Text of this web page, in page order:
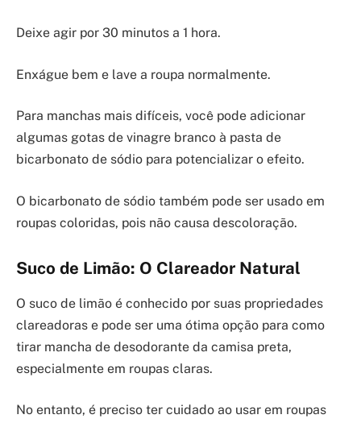
Deixe agir por 30 minutos a 1 hora.
Enxágue bem e lave a roupa normalmente.
Para manchas mais difíceis, você pode adicionar
algumas gotas de vinagre branco à pasta de
bicarbonato de sódio para potencializar o efeito.
O bicarbonato de sódio também pode ser usado em
roupas coloridas, pois não causa descoloração.
Suco de Limão: O Clareador Natural
O suco de limão é conhecido por suas propriedades
clareadoras e pode ser uma ótima opção para como
tirar mancha de desodorante da camisa preta,
especialmente em roupas claras.
No entanto, é preciso ter cuidado ao usar em roupas